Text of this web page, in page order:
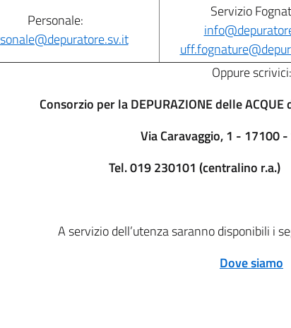
Personale:
Servizio
Oppure scrivici:
Consorzio per la DEPURAZIONE delle ACQUE
Via Caravaggio, 1 - 17100 -
Tel. 019 230101 (centralino
A servizio dell’utenza saranno disponibili i
Dove siamo